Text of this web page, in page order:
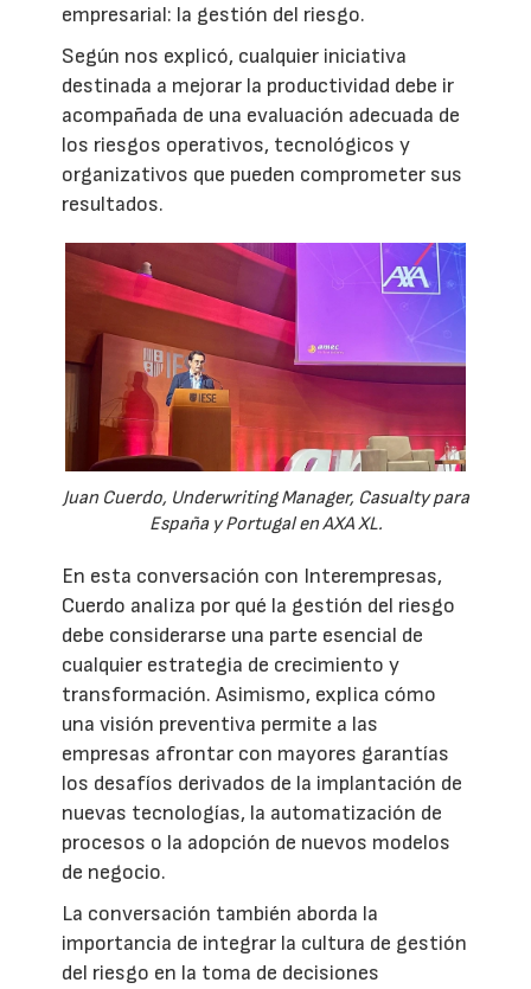
empresarial: la gestión del riesgo.
Según nos explicó, cualquier iniciativa
destinada a mejorar la productividad debe ir
acompañada de una evaluación adecuada de
los riesgos operativos, tecnológicos y
organizativos que pueden comprometer sus
resultados.
Juan Cuerdo, Underwriting Manager, Casualty para
España y Portugal en AXA XL.
En esta conversación con Interempresas,
Cuerdo analiza por qué la gestión del riesgo
debe considerarse una parte esencial de
cualquier estrategia de crecimiento y
transformación. Asimismo, explica cómo
una visión preventiva permite a las
empresas afrontar con mayores garantías
los desafíos derivados de la implantación de
nuevas tecnologías, la automatización de
procesos o la adopción de nuevos modelos
de negocio.
La conversación también aborda la
importancia de integrar la cultura de gestión
del riesgo en la toma de decisiones